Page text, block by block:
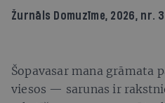
Žurnāls Domuzīme, 2026, nr. 3
Šopavasar mana grāmata
viesos — sarunas ir